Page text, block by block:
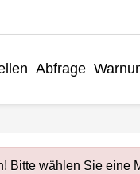
Abfrage
Bitte wählen Sie eine